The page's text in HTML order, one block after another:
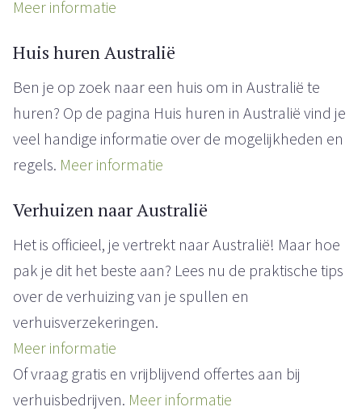
Meer informatie
Huis huren Australië
Ben je op zoek naar een huis om in Australië te
huren? Op de pagina Huis huren in Australië vind je
veel handige informatie over de mogelijkheden en
regels. Meer informatie
Verhuizen naar Australië
Het is officieel, je vertrekt naar Australië! Maar hoe
pak je dit het beste aan? Lees nu de praktische tips
over de verhuizing van je spullen en
verhuisverzekeringen.
Meer informatie
Of vraag gratis en vrijblijvend offertes aan bij
verhuisbedrijven. Meer informatie